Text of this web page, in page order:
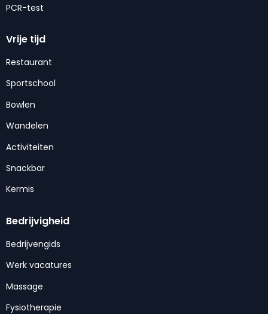
PCR-test
Vrije tijd
Restaurant
Sportschool
Bowlen
Wandelen
Activiteiten
Snackbar
Kermis
Bedrijvigheid
Bedrijvengids
Werk vacatures
Massage
Fysiotherapie